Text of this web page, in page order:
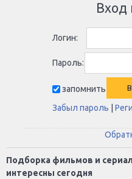
Вход
Логин:
Пароль:
запомнить
Забыл пароль
Подборка фильмов и
интересны сегодня